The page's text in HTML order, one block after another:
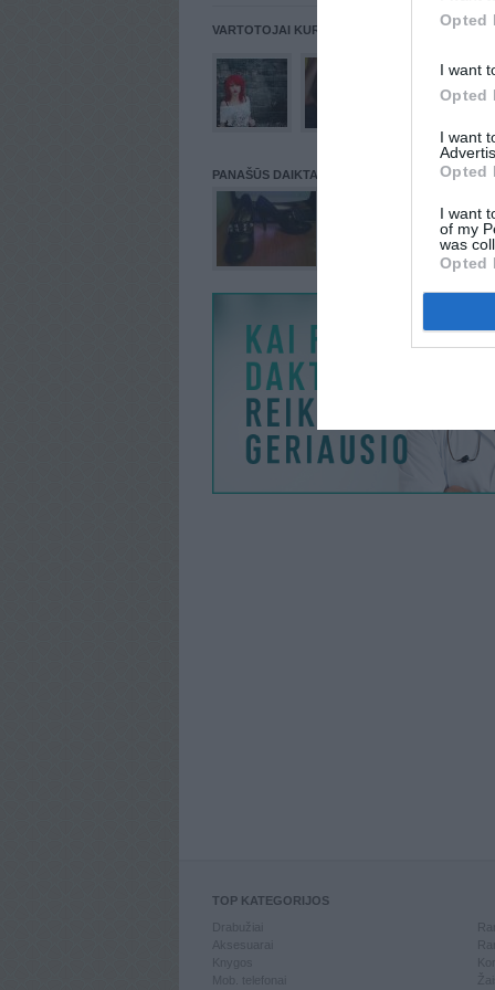
Opted
I want
Opted
I want
Opted
I want
of my
was
Opted
VARTOTOJAI KURIE PATALPINĘ DAIKTĄ Į NORŲ
PANAŠŪS DAIKTAI
TOP KATEGORIJOS
Knygos
Mob. telefonai